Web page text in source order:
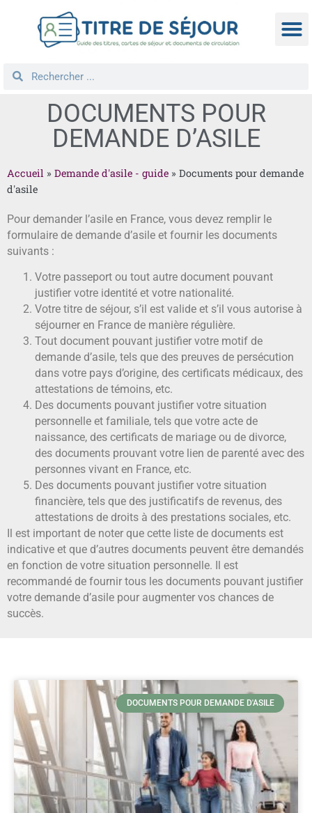
DOCUMENTS POUR
DEMANDE D’ASILE
Accueil » Demande d'asile - guide » Documents pour demande
d'asile
Pour demander l’asile en France, vous devez remplir le
formulaire de demande d’asile et fournir les documents
suivants :
Votre passeport ou tout autre document pouvant
justifier votre identité et votre nationalité.
Votre titre de séjour, s’il est valide et s’il vous autorise à
séjourner en France de manière régulière.
Tout document pouvant justifier votre motif de
demande d’asile, tels que des preuves de persécution
dans votre pays d’origine, des certificats médicaux, des
attestations de témoins, etc.
Des documents pouvant justifier votre situation
personnelle et familiale, tels que votre acte de
naissance, des certificats de mariage ou de divorce,
des documents prouvant votre lien de parenté avec des
personnes vivant en France, etc.
Des documents pouvant justifier votre situation
financière, tels que des justificatifs de revenus, des
attestations de droits à des prestations sociales, etc.
Il est important de noter que cette liste de documents est
indicative et que d’autres documents peuvent être demandés
en fonction de votre situation personnelle. Il est
recommandé de fournir tous les documents pouvant justifier
votre demande d’asile pour augmenter vos chances de
succès.
DOCUMENTS POUR DEMANDE D'ASILE